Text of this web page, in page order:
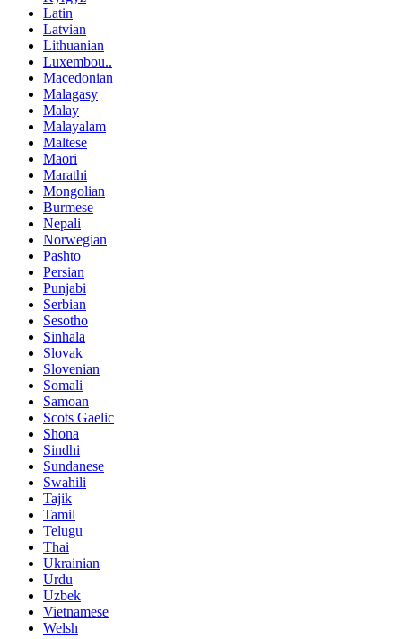
Latin
Latvian
Lithuanian
Luxembou..
Macedonian
Malagasy
Malay
Malayalam
Maltese
Maori
Marathi
Mongolian
Burmese
Nepali
Norwegian
Pashto
Persian
Punjabi
Serbian
Sesotho
Sinhala
Slovak
Slovenian
Somali
Samoan
Scots Gaelic
Shona
Sindhi
Sundanese
Swahili
Tajik
Tamil
Telugu
Thai
Ukrainian
Urdu
Uzbek
Vietnamese
Welsh